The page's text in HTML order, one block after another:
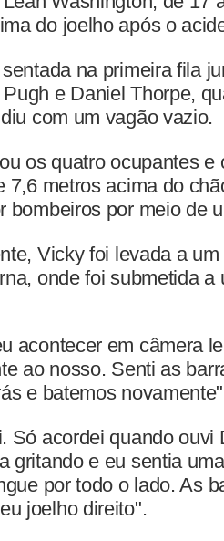
do joelho após o
na primeira fila
e Daniel Thorpe,
com um vagão vazio.
os quatro ocupantes
7,6 metros acima do
bombeiros por meio de
Vicky foi levada a
onde foi submetida
acontecer em câmera
ao nosso. Senti as
e batemos
Só acordei quando ouvi
gritando e eu sentia
por todo o lado. As
joelho direito".